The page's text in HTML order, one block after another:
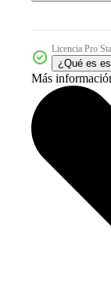
Licencia Pro
¿Qué es
Más